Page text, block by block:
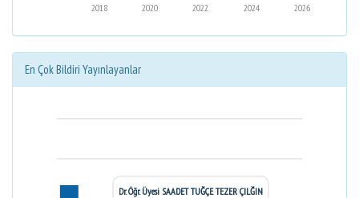
2026
2024
2022
2020
2018
En Çok Bildiri Yayınlayanlar
Dr. Öğr. Üyesi SAADET TUĞÇE TEZER ÇILĞIN